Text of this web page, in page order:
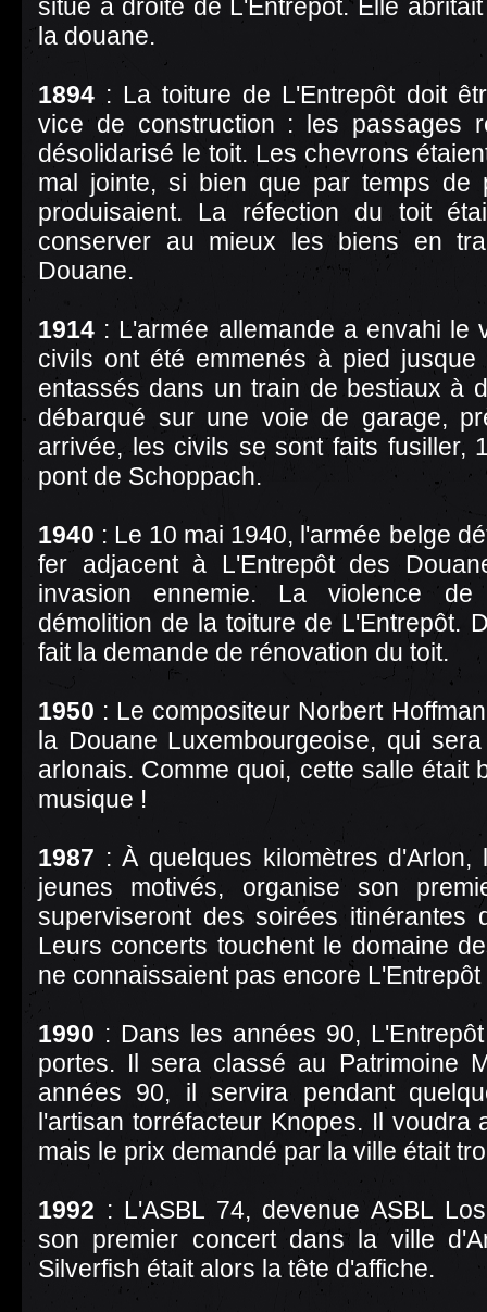
situe à droite de L'Entrepôt. Elle
la douane.
1894 : La toiture de L'Entrepôt doit
vice de construction : les passages
désolidarisé le toit. Les chevrons
mal jointe, si bien que par temps de
produisaient. La réfection du toit
conserver au mieux les biens en
Douane.
1914 : L'armée allemande a envahi le
civils ont été emmenés à pied
entassés dans un train de bestiaux à
débarqué sur une voie de garage,
arrivée, les civils se sont faits fusiller,
pont de Schoppach.
1940 : Le 10 mai 1940, l'armée belge
fer adjacent à L'Entrepôt des
invasion ennemie. La violence
démolition de la toiture de L'Entrepôt.
fait la demande de rénovation du toit.
1950 : Le compositeur Norbert
la Douane Luxembourgeoise, qui
arlonais. Comme quoi, cette salle était
musique !
1987 : À quelques kilomètres d'Arlon,
jeunes motivés, organise son
superviseront des soirées itinérantes
Leurs concerts touchent le domaine
ne connaissaient pas encore
1990 : Dans les années 90,
portes. Il sera classé au Patrimoine
années 90, il servira pendant
l'artisan torréfacteur Knopes. Il voudra
mais le prix demandé par la ville était
1992 : L'ASBL 74, devenue ASBL
son premier concert dans la ville
Silverfish était alors la tête d'affiche.